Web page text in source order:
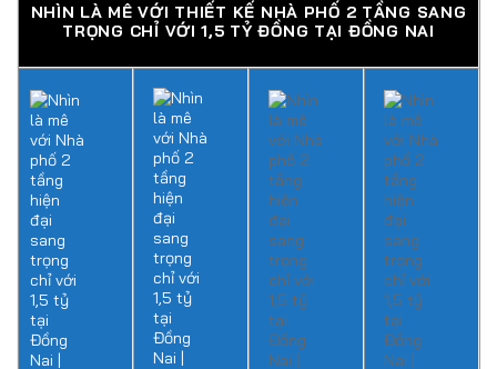
NHÌN LÀ MÊ VỚI THIẾT KẾ NHÀ PHỐ 2 TẦNG SANG
TRỌNG CHỈ VỚI 1,5 TỶ ĐỒNG TẠI ĐỒNG NAI